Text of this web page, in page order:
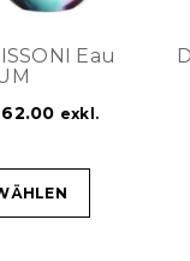
Eau
62.00 exkl.